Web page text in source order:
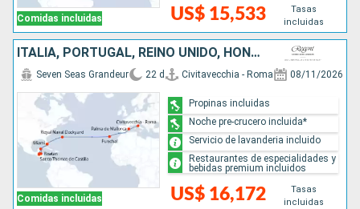
Comidas incluidas US$ 15,533
Tasas
incluidas
ITALIA, PORTUGAL, REINO UNIDO, HONDURAS, GUATEMALA, BELICE, MÉXICO, ESTADOS UNIDOS
Comidas incluidas
Seven Seas Grandeur 22 d Civitavecchia - Roma 08/11/2026
US$ 16,172
Tasas
incluidas
Propinas incluidas
Noche pre-crucero incluida*
Servicio de lavanderia incluido
Restaurantes de especialidades y
bebidas premium incluidos